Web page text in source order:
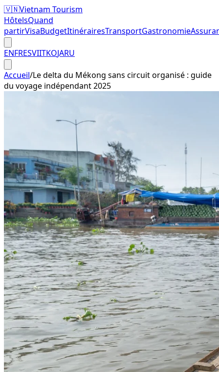
🇻🇳Vietnam Tourism
HôtelsQuand
partirVisaBudgetItinérairesTransportGastronomie
ENFRESVIITKOJARU
Accueil/Le delta du Mékong sans circuit organisé : guide
du voyage indépendant 2025